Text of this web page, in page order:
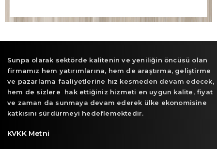
Sunpa olarak sektörde kalitenin ve yeniliğin öncüsü olan
firmamız hem yatırımlarına, hem de araştırma, geliştirme
ve pazarlama faaliyetlerine hız kesmeden devam edecek,
hem de sizlere hak ettiğiniz hizmeti en uygun kalite, fiyat
ve zaman da sunmaya devam ederek ülke ekonomisine
katkısını sürdürmeyi hedeflemektedir.
KVKK Metni